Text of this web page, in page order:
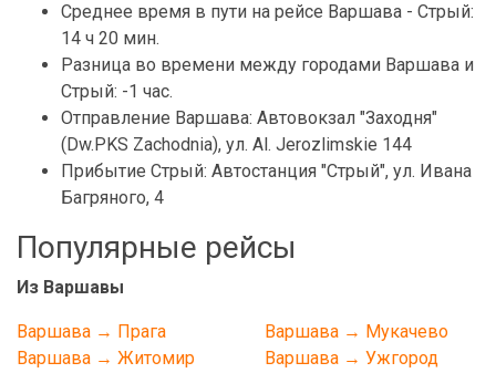
Среднее время в пути на рейсе Варшава - Стрый:
14 ч 20 мин.
Разница во времени между городами Варшава и
Стрый: -1 час.
Отправление Варшава: Автовокзал "Заходня"
(Dw.PKS Zachodnia), ул. Al. Jerozlimskie 144
Прибытие Стрый: Автостанция "Стрый", ул. Ивана
Багряного, 4
Популярные рейсы
Из Варшавы
Варшава → Прага
Варшава → Житомир
Варшава → Мукачево
Варшава → Ужгород